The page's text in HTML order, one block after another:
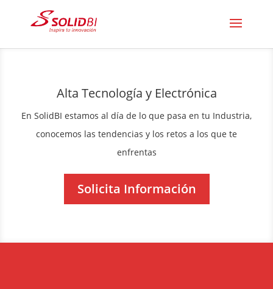
Alta Tecnología y Electrónica
En SolidBI estamos al día de lo que pasa en tu Industria,
conocemos las tendencias y los retos a los que te
enfrentas
Solicita Información